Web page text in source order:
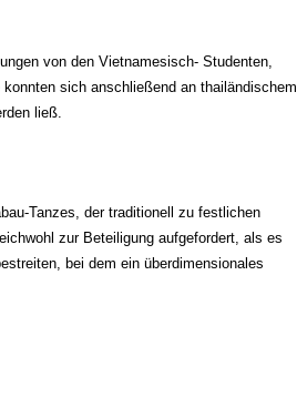
von den Vietnamesisch- Studenten,
sich anschließend an thailändischem
ließ.
Tanzes, der traditionell zu festlichen
zur Beteiligung aufgefordert, als es
bei dem ein überdimensionales